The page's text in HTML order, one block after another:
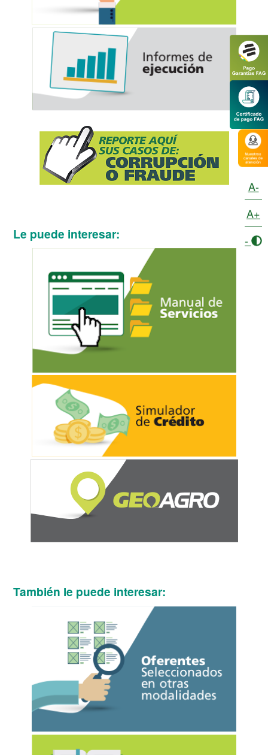
Le puede interesar:
También le puede interesar:
A-
A+
-